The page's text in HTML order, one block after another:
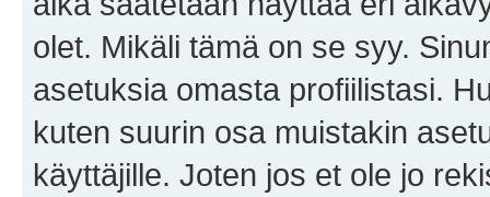
olet. Mikäli tämä on se syy.
asetuksia omasta profiilistasi.
kuten suurin osa muistakin
käyttäjille. Joten jos et ole jo